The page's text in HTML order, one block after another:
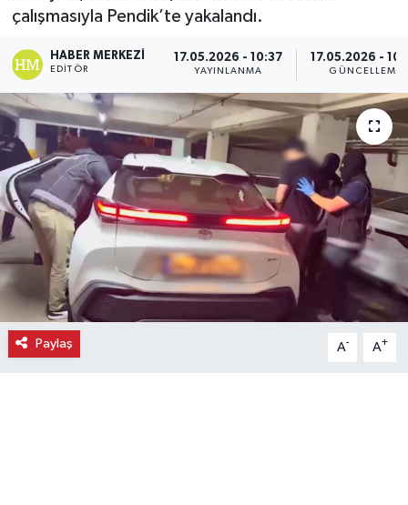
çalışmasıyla Pendik’te yakalandı.
HABER MERKEZI
EDITÖR
17.05.2026 - 10:37
YAYINLANMA
17.05.2026 -
GÜNCELLEME
Paylaş A- A+
Eğitim
Ekonomi
Eleman
Emlak
Gündem
Gurme
Haber
İlçe Haberleri
Haber Arşivi